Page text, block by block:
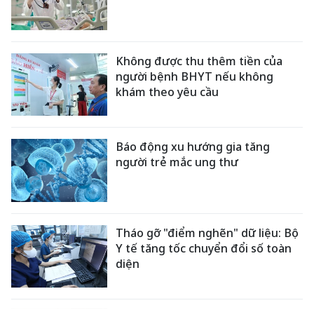
Không được thu thêm tiền của
người bệnh BHYT nếu không
khám theo yêu cầu
Báo động xu hướng gia tăng
người trẻ mắc ung thư
Tháo gỡ "điểm nghẽn" dữ liệu: Bộ
Y tế tăng tốc chuyển đổi số toàn
diện